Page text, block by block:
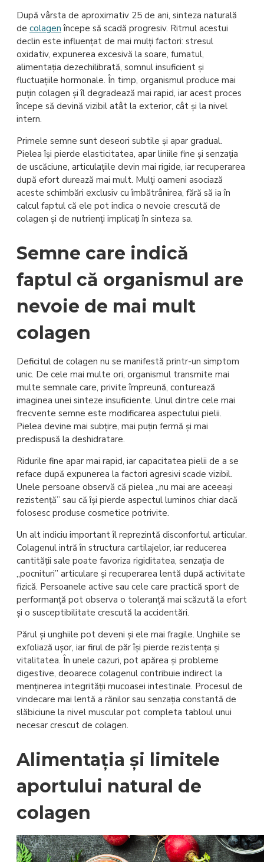
După vârsta de aproximativ 25 de ani, sinteza naturală
de colagen începe să scadă progresiv. Ritmul acestui
declin este influențat de mai mulți factori: stresul
oxidativ, expunerea excesivă la soare, fumatul,
alimentația dezechilibrată, somnul insuficient și
fluctuațiile hormonale. În timp, organismul produce mai
puțin colagen și îl degradează mai rapid, iar acest proces
începe să devină vizibil atât la exterior, cât și la nivel
intern.
Primele semne sunt deseori subtile și apar gradual.
Pielea își pierde elasticitatea, apar liniile fine și senzația
de uscăciune, articulațiile devin mai rigide, iar recuperarea
după efort durează mai mult. Mulți oameni asociază
aceste schimbări exclusiv cu îmbătrânirea, fără să ia în
calcul faptul că ele pot indica o nevoie crescută de
colagen și de nutrienți implicați în sinteza sa.
Semne care indică
faptul că organismul are
nevoie de mai mult
colagen
Deficitul de colagen nu se manifestă printr-un simptom
unic. De cele mai multe ori, organismul transmite mai
multe semnale care, privite împreună, conturează
imaginea unei sinteze insuficiente. Unul dintre cele mai
frecvente semne este modificarea aspectului pielii.
Pielea devine mai subțire, mai puțin fermă și mai
predispusă la deshidratare.
Ridurile fine apar mai rapid, iar capacitatea pielii de a se
reface după expunerea la factori agresivi scade vizibil.
Unele persoane observă că pielea „nu mai are aceeași
rezistență” sau că își pierde aspectul luminos chiar dacă
folosesc produse cosmetice potrivite.
Un alt indiciu important îl reprezintă disconfortul articular.
Colagenul intră în structura cartilajelor, iar reducerea
cantității sale poate favoriza rigiditatea, senzația de
„pocnituri” articulare și recuperarea lentă după activitate
fizică. Persoanele active sau cele care practică sport de
performanță pot observa o toleranță mai scăzută la efort
și o susceptibilitate crescută la accidentări.
Părul și unghiile pot deveni și ele mai fragile. Unghiile se
exfoliază ușor, iar firul de păr își pierde rezistența și
vitalitatea. În unele cazuri, pot apărea și probleme
digestive, deoarece colagenul contribuie indirect la
menținerea integrității mucoasei intestinale. Procesul de
vindecare mai lentă a rănilor sau senzația constantă de
slăbiciune la nivel muscular pot completa tabloul unui
necesar crescut de colagen.
Alimentația și limitele
aportului natural de
colagen